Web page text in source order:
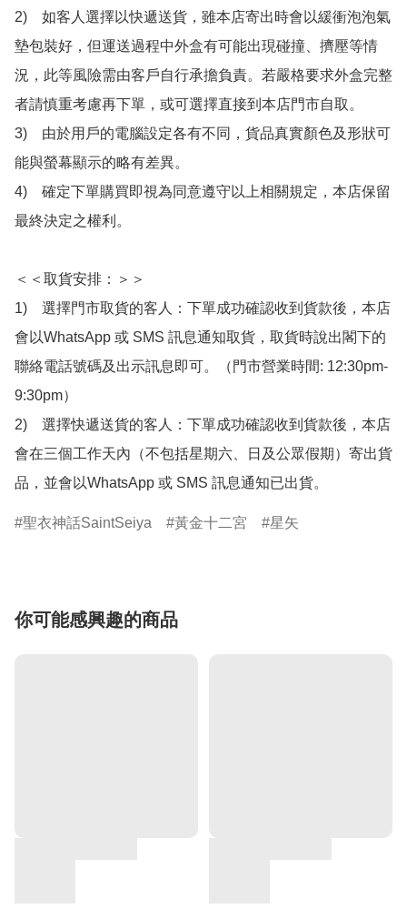
2)　如客人選擇以快遞送貨，雖本店寄出時會以緩衝泡泡氣
墊包裝好，但運送過程中外盒有可能出現碰撞、擠壓等情
況，此等風險需由客戶自行承擔負責。若嚴格要求外盒完整
者請慎重考慮再下單，或可選擇直接到本店門市自取。
3)　由於用戶的電腦設定各有不同，貨品真實顏色及形狀可
能與螢幕顯示的略有差異。
4)　確定下單購買即視為同意遵守以上相關規定，本店保留
最終決定之權利。
＜＜取貨安排：＞＞
1)　選擇門市取貨的客人：下單成功確認收到貨款後，本店
會以WhatsApp 或 SMS 訊息通知取貨，取貨時說出閣下的
聯絡電話號碼及出示訊息即可。（門市營業時間: 12:30pm-
9:30pm）
2)　選擇快遞送貨的客人：下單成功確認收到貨款後，本店
會在三個工作天內（不包括星期六、日及公眾假期）寄出貨
品，並會以WhatsApp 或 SMS 訊息通知已出貨。
聖衣神話SaintSeiya 黃金十二宮 星矢
你可能感興趣的商品